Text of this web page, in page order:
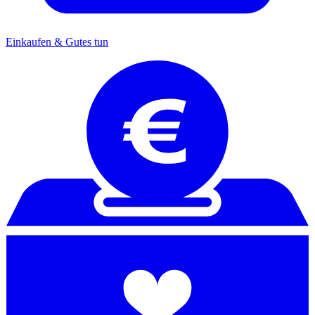
Einkaufen & Gutes tun